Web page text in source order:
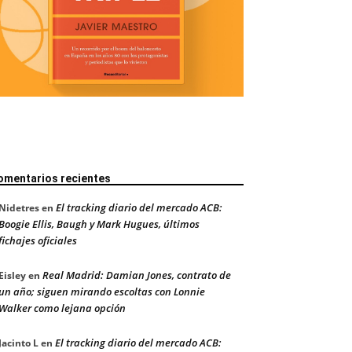
recientes
en El tracking diario del mercado ACB:
Ellis, Baugh y Mark Hugues, últimos
oficiales
en Real Madrid: Damian Jones, contrato de
año; siguen mirando escoltas con Lonnie
como lejana opción
Len El tracking diario del mercado ACB: